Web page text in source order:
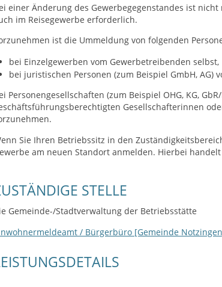
einer Änderung des Gewerbegegenstandes ist
im Reisegewerbe erforderlich.
ist die Ummeldung von folgenden
bei Einzelgewerben vom Gewerbetreibenden selbst,
bei juristischen Personen (zum Beispiel GmbH, AG)
Personengesellschaften (zum Beispiel OHG, KG,
Gesellschafterinnen
Sie Ihren Betriebssitz in den
am neuen Standort anmelden. Hierbei
STELLE
Gemeinde-/Stadtverwaltung der Betriebsstätte
/ Bürgerbüro [Gemeinde